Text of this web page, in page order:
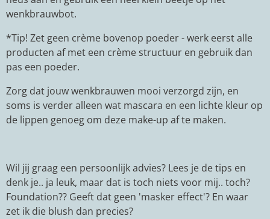
wenkbrauwbot.
*Tip! Zet geen crème bovenop poeder - werk eerst alle
producten af met een crème structuur en gebruik dan
pas een poeder.
Zorg dat jouw wenkbrauwen mooi verzorgd zijn, en
soms is verder alleen wat mascara en een lichte kleur op
de lippen genoeg om deze make-up af te maken.
Wil jij graag een persoonlijk advies? Lees je de tips en
denk je.. ja leuk, maar dat is toch niets voor mij.. toch?
Foundation?? Geeft dat geen 'masker effect'? En waar
zet ik die blush dan precies?